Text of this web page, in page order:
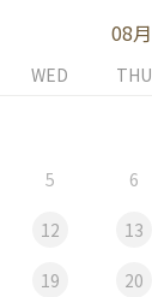
08月
WED THU
5 6
12 13
19 20